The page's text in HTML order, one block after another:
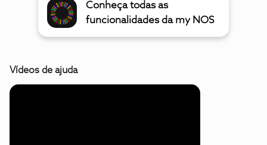
Conheça todas as
funcionalidades da my NOS
Vídeos de ajuda